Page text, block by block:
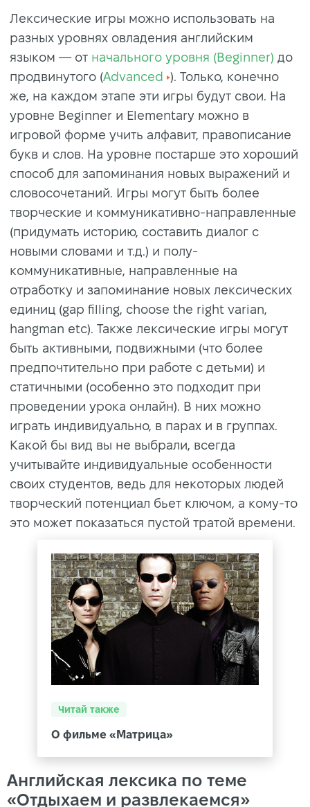
Лексические игры можно использовать на
разных уровнях овладения английским
языком — от начального уровня (Beginner) до
продвинутого (Advanced ). Только, конечно
же, на каждом этапе эти игры будут свои. На
уровне Beginner и Elementary можно в
игровой форме учить алфавит, правописание
букв и слов. На уровне постарше это хороший
способ для запоминания новых выражений и
словосочетаний. Игры могут быть более
творческие и коммуникативно-направленные
(придумать историю, составить диалог с
новыми словами и т.д.) и полу-
коммуникативные, направленные на
отработку и запоминание новых лексических
единиц (gap filling, choose the right varian,
hangman etc). Также лексические игры могут
быть активными, подвижными (что более
предпочтительно при работе с детьми) и
статичными (особенно это подходит при
проведении урока онлайн). В них можно
играть индивидуально, в парах и в группах.
Какой бы вид вы не выбрали, всегда
учитывайте индивидуальные особенности
своих студентов, ведь для некоторых людей
творческий потенциал бьет ключом, а кому-то
это может показаться пустой тратой времени.
Читай также
О фильме «Матрица»
Английская лексика по теме
«Отдыхаем и развлекаемся»